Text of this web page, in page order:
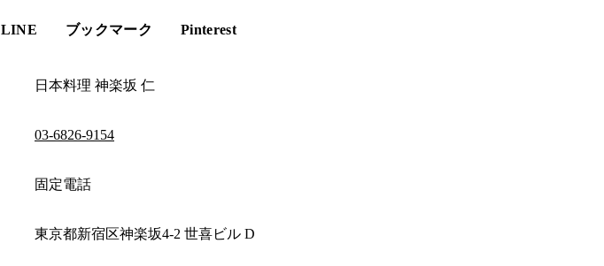
LINE ブックマーク Pinterest
日本料理 神楽坂 仁
03-6826-9154
固定電話
東京都新宿区神楽坂4-2 世喜ビル D